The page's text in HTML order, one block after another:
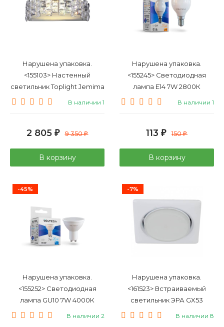
Нарушена упаковка.
<155103> Настенный
светильник Toplight Jemima
TL1159-2W
В наличии 1
2 805 ₽ 9 350₽
В корзину
Нарушена упаковка.
<155245> Светодиодная
лампа E14 7W 2800К
(теплый) Simple Voltega
В наличии 1
113 ₽ 150₽
В корзину
-45%
Нарушена упаковка.
<155252> Светодиодная
лампа GU10 7W 4000К
(белый) Simple Voltega 7057
В наличии 2
-7%
Нарушена упаковка.
<161523> Встраиваемый
светильник ЭРА GX53
Б0017633 KL71 WH
В наличии 8